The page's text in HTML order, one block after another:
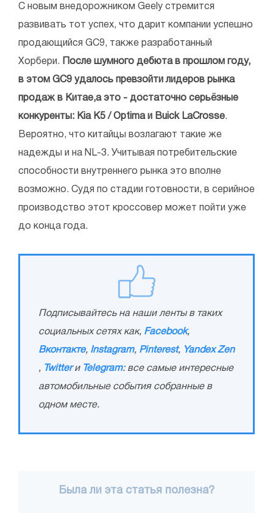
С новым внедорожником Geely стремится
развивать тот успех, что дарит компании успешно
продающийся GC9, также разработанный
Хорбери. После шумного дебюта в прошлом году,
в этом GC9 удалось превзойти лидеров рынка
продаж в Китае,а это - достаточно серьёзные
конкуренты: Kia K5 / Optima и Buick LaCrosse.
Вероятно, что китайцы возлагают такие же
надежды и на NL-3. Учитывая потребительские
способности внутреннего рынка это вполне
возможно. Судя по стадии готовности, в серийное
производство этот кроссовер может пойти уже
до конца года.
Подписывайтесь на наши ленты в таких
социальных сетях как, Facebook,
Вконтакте, Instagram, Pinterest, Yandex Zen
, Twitterи Telegram: все самые интересные
автомобильные события собранные в
одном месте.
Была ли эта статья полезна?